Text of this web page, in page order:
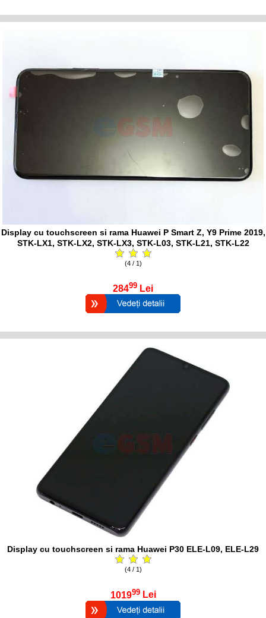
Display cu touchscreen si rama Huawei P Smart Z, Y9 Prime 2019,
STK-LX1, STK-LX2, STK-LX3, STK-L03, STK-L21, STK-L22
(4 / 1)
28499 Lei
Display cu touchscreen si rama Huawei P30 ELE-L09, ELE-L29
(4 / 1)
101999 Lei